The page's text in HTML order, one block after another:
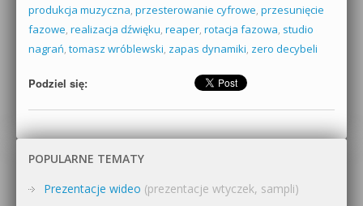
produkcja muzyczna, przesterowanie cyfrowe, przesunięcie
fazowe, realizacja dźwięku, reaper, rotacja fazowa, studio
nagrań, tomasz wróblewski, zapas dynamiki, zero decybeli
Podziel się:
POPULARNE TEMATY
Prezentacje wideo (prezentacje wtyczek, sampli)